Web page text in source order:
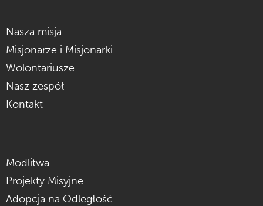
Nasza misja
Misjonarze i Misjonarki
Wolontariusze
Nasz zespół
Kontakt
Modlitwa
Projekty Misyjne
Adopcja na Odległość